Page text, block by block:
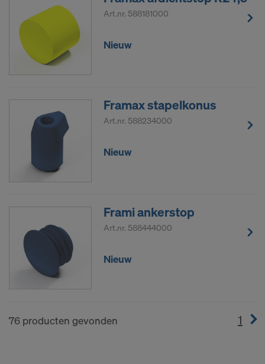
Art.nr. 588181000
Nieuw
Framax stapelkonus
Art.nr. 588234000
Nieuw
Frami ankerstop
Art.nr. 588444000
Nieuw
76 producten gevonden 1